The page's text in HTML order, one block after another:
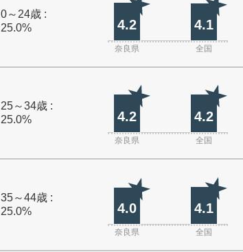
0～24歳 :
25.0%
4.2 4.1
奈良県 全国
25～34歳 :
25.0%
4.2 4.2
奈良県 全国
35～44歳 :
25.0%
4.0 4.1
奈良県 全国